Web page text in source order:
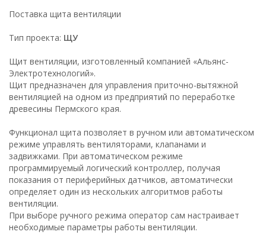
Поставка щита вентиляции
Тип проекта: ЩУ
Щит вентиляции, изготовленный компанией «Альянс-
Электротехнологий».
Щит предназначен для управления приточно-вытяжной
вентиляцией на одном из предприятий по переработке
древесины Пермского края.
Функционал щита позволяет в ручном или автоматическом
режиме управлять вентиляторами, клапанами и
задвижками. При автоматическом режиме
программируемый логический контроллер, получая
показания от периферийных датчиков, автоматически
определяет один из нескольких алгоритмов работы
вентиляции.
При выборе ручного режима оператор сам настраивает
необходимые параметры работы вентиляции.